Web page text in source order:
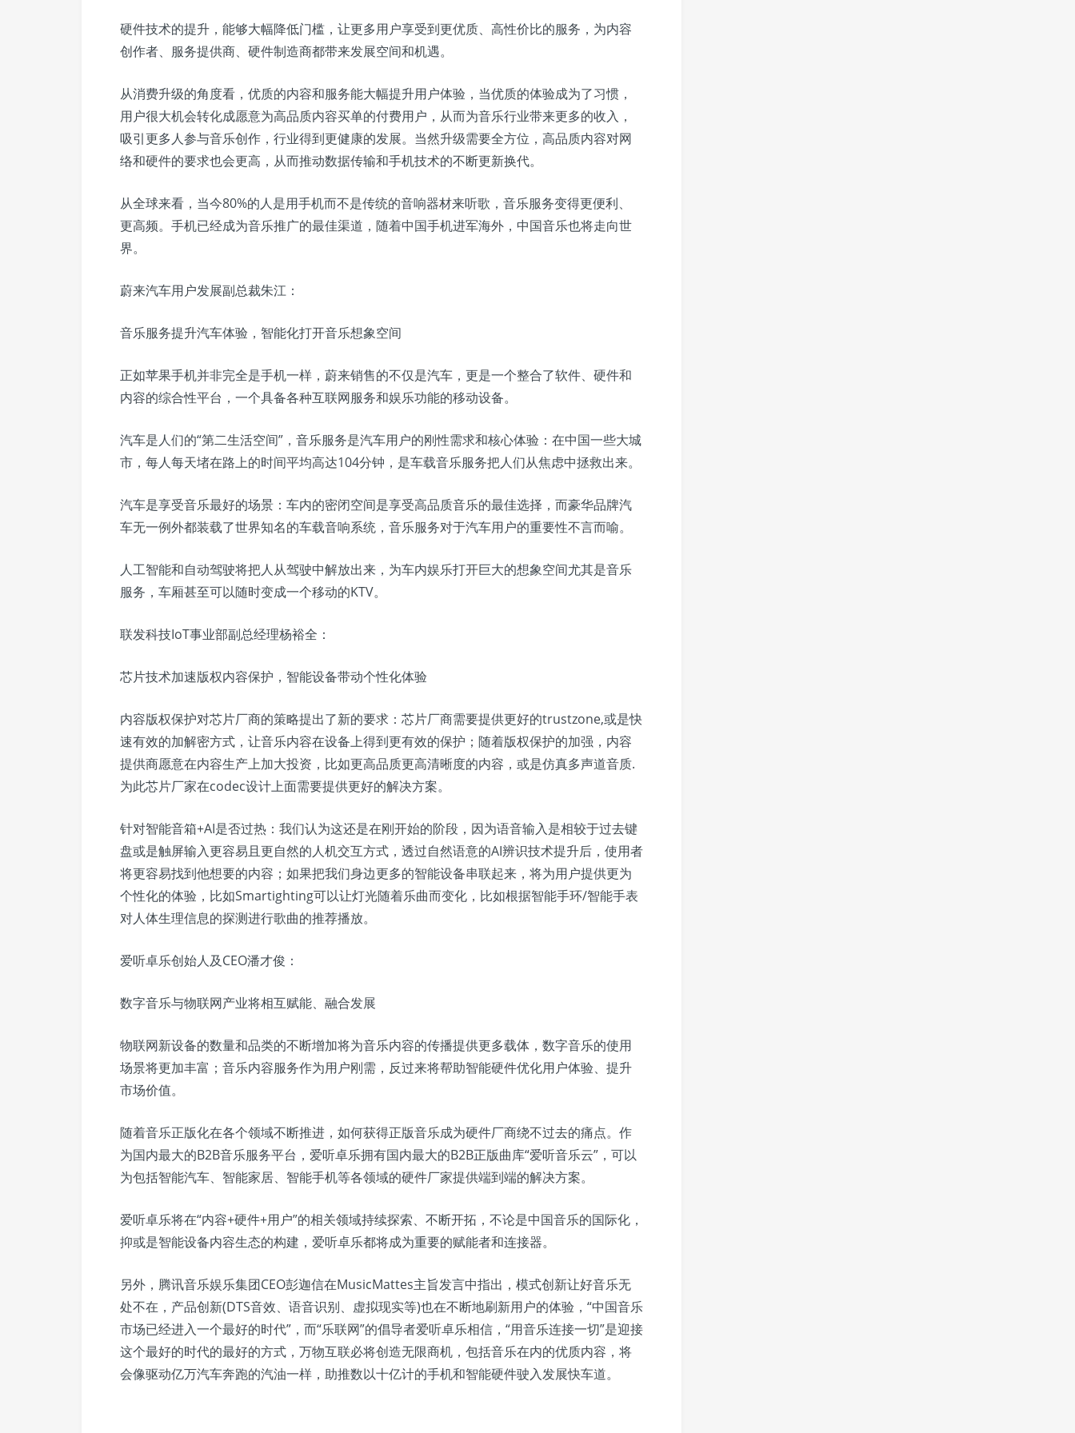
硬件技术的提升，能够大幅降低门槛，让更多用户享受到更优质、高性价比的服务，为内容
创作者、服务提供商、硬件制造商都带来发展空间和机遇。
从消费升级的角度看，优质的内容和服务能大幅提升用户体验，当优质的体验成为了习惯，
用户很大机会转化成愿意为高品质内容买单的付费用户，从而为音乐行业带来更多的收入，
吸引更多人参与音乐创作，行业得到更健康的发展。当然升级需要全方位，高品质内容对网
络和硬件的要求也会更高，从而推动数据传输和手机技术的不断更新换代。
从全球来看，当今80%的人是用手机而不是传统的音响器材来听歌，音乐服务变得更便利、
更高频。手机已经成为音乐推广的最佳渠道，随着中国手机进军海外，中国音乐也将走向世
界。
蔚来汽车用户发展副总裁朱江：
音乐服务提升汽车体验，智能化打开音乐想象空间
正如苹果手机并非完全是手机一样，蔚来销售的不仅是汽车，更是一个整合了软件、硬件和
内容的综合性平台，一个具备各种互联网服务和娱乐功能的移动设备。
汽车是人们的“第二生活空间”，音乐服务是汽车用户的刚性需求和核心体验：在中国一些大城
市，每人每天堵在路上的时间平均高达104分钟，是车载音乐服务把人们从焦虑中拯救出来。
汽车是享受音乐最好的场景：车内的密闭空间是享受高品质音乐的最佳选择，而豪华品牌汽
车无一例外都装载了世界知名的车载音响系统，音乐服务对于汽车用户的重要性不言而喻。
人工智能和自动驾驶将把人从驾驶中解放出来，为车内娱乐打开巨大的想象空间尤其是音乐
服务，车厢甚至可以随时变成一个移动的KTV。
联发科技IoT事业部副总经理杨裕全：
芯片技术加速版权内容保护，智能设备带动个性化体验
内容版权保护对芯片厂商的策略提出了新的要求：芯片厂商需要提供更好的trustzone,或是快
速有效的加解密方式，让音乐内容在设备上得到更有效的保护；随着版权保护的加强，内容
提供商愿意在内容生产上加大投资，比如更高品质更高清晰度的内容，或是仿真多声道音质.
为此芯片厂家在codec设计上面需要提供更好的解决方案。
针对智能音箱+AI是否过热：我们认为这还是在刚开始的阶段，因为语音输入是相较于过去键
盘或是触屏输入更容易且更自然的人机交互方式，透过自然语意的AI辨识技术提升后，使用者
将更容易找到他想要的内容；如果把我们身边更多的智能设备串联起来，将为用户提供更为
个性化的体验，比如Smartighting可以让灯光随着乐曲而变化，比如根据智能手环/智能手表
对人体生理信息的探测进行歌曲的推荐播放。
爱听卓乐创始人及CEO潘才俊：
数字音乐与物联网产业将相互赋能、融合发展
物联网新设备的数量和品类的不断增加将为音乐内容的传播提供更多载体，数字音乐的使用
场景将更加丰富；音乐内容服务作为用户刚需，反过来将帮助智能硬件优化用户体验、提升
市场价值。
随着音乐正版化在各个领域不断推进，如何获得正版音乐成为硬件厂商绕不过去的痛点。作
为国内最大的B2B音乐服务平台，爱听卓乐拥有国内最大的B2B正版曲库“爱听音乐云”，可以
为包括智能汽车、智能家居、智能手机等各领域的硬件厂家提供端到端的解决方案。
爱听卓乐将在“内容+硬件+用户”的相关领域持续探索、不断开拓，不论是中国音乐的国际化，
抑或是智能设备内容生态的构建，爱听卓乐都将成为重要的赋能者和连接器。
另外，腾讯音乐娱乐集团CEO彭迦信在MusicMattes主旨发言中指出，模式创新让好音乐无
处不在，产品创新(DTS音效、语音识别、虚拟现实等)也在不断地刷新用户的体验，“中国音乐
市场已经进入一个最好的时代”，而“乐联网”的倡导者爱听卓乐相信，“用音乐连接一切”是迎接
这个最好的时代的最好的方式，万物互联必将创造无限商机，包括音乐在内的优质内容，将
会像驱动亿万汽车奔跑的汽油一样，助推数以十亿计的手机和智能硬件驶入发展快车道。